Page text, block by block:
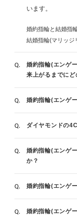
います。
婚約指輪と結婚指
結婚指輪(マリッジ
婚約指輪(エンゲ
来上がるまでにど
指輪の製作には
ズとともに指輪
2ヶ月前に余裕を
おります。一般
意される方が多
きる場合もござ
お急ぎ仕上げにつ
婚約指輪(エンゲ
一般的な平均相
指輪のデザイン
予算に合わせて
婚約指輪・結婚指
ダイヤモンドの
4C(カラット・カ
ヤモンドの価値基
ダイヤモンド4C
婚約指輪(エンゲ
か？
指輪の内側の刻
ブロック体と筆
数は指輪のサイ
婚約指輪(エンゲ
ブライダルリン
婚約指輪(エンゲ